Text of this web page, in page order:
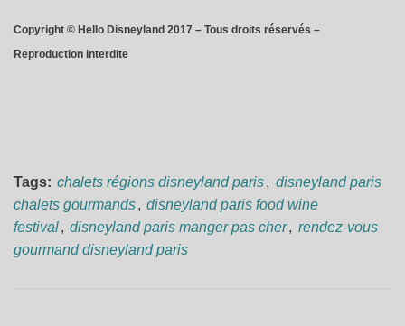
Copyright © Hello Disneyland 2017 – Tous droits réservés –
Reproduction interdite
Tags: chalets régions disneyland paris, disneyland paris
chalets gourmands, disneyland paris food wine
festival, disneyland paris manger pas cher, rendez-vous
gourmand disneyland paris